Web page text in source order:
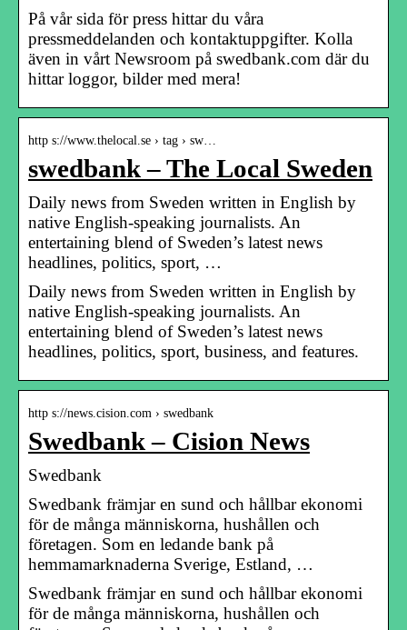
På vår sida för press hittar du våra
pressmeddelanden och kontaktuppgifter. Kolla
även in vårt Newsroom på swedbank.com där du
hittar loggor, bilder med mera!
http s://www.thelocal.se › tag › sw…
swedbank – The Local Sweden
Daily news from Sweden written in English by
native English-speaking journalists. An
entertaining blend of Sweden’s latest news
headlines, politics, sport, …
Daily news from Sweden written in English by
native English-speaking journalists. An
entertaining blend of Sweden’s latest news
headlines, politics, sport, business, and features.
http s://news.cision.com › swedbank
Swedbank – Cision News
Swedbank
Swedbank främjar en sund och hållbar ekonomi
för de många människorna, hushållen och
företagen. Som en ledande bank på
hemmamarknaderna Sverige, Estland, …
Swedbank främjar en sund och hållbar ekonomi
för de många människorna, hushållen och